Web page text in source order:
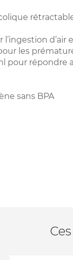
d’air
les
pour répondre
sans BPA